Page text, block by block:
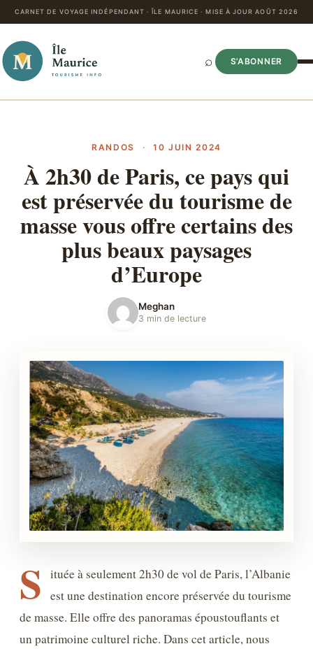
CARNET DE VOYAGE INDÉPENDANT · ÎLE MAURICE · MISE À JOUR AOÛT 2026
⌕ S’ABONNER
RANDOS · 10 JUIN 2024
À 2h30 de Paris, ce pays qui
est préservée du tourisme de
masse vous offre certains des
plus beaux paysages
d’Europe
Meghan
3 min de lecture
S
ituée à seulement 2h30 de vol de Paris, l’Albanie
est une destination encore préservée du tourisme
de masse. Elle offre des panoramas époustouflants et
un patrimoine culturel riche. Dans cet article, nous